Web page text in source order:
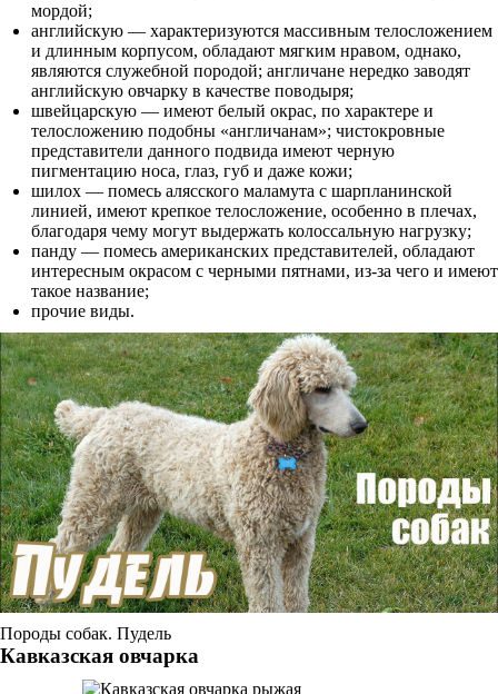
мордой;
английскую — характеризуются массивным телосложением
и длинным корпусом, обладают мягким нравом, однако,
являются служебной породой; англичане нередко заводят
английскую овчарку в качестве поводыря;
швейцарскую — имеют белый окрас, по характере и
телосложению подобны «англичанам»; чистокровные
представители данного подвида имеют черную
пигментацию носа, глаз, губ и даже кожи;
шилох — помесь алясского маламута с шарпланинской
линией, имеют крепкое телосложение, особенно в плечах,
благодаря чему могут выдержать колоссальную нагрузку;
панду — помесь американских представителей, обладают
интересным окрасом с черными пятнами, из-за чего и имеют
такое название;
прочие виды.
Породы собак. Пудель
Кавказская овчарка